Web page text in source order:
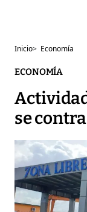
Inicio> Economía
ECONOMÍA
se